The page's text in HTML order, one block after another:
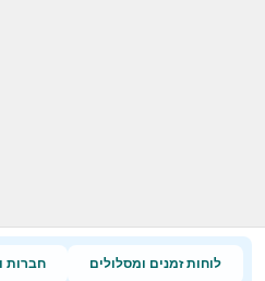
לוחות זמנים ומסלולים חברות